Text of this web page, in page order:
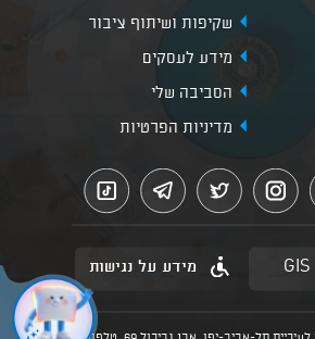
שקיפות ושיתוף ציבור
מידע לעסקים
הסביבה שלי
מדיניות הפרטיות
מידע על נגישות